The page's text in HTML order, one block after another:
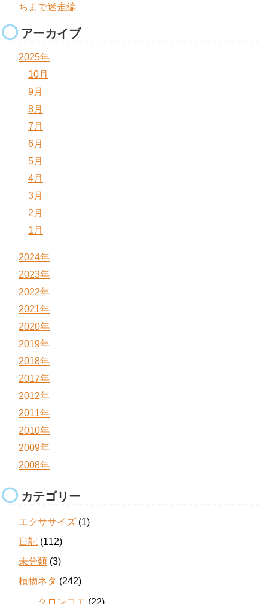
ちまで迷走編
アーカイブ
2025年
10月
9月
8月
7月
6月
5月
4月
3月
2月
1月
2024年
2023年
2022年
2021年
2020年
2019年
2018年
2017年
2012年
2011年
2010年
2009年
2008年
カテゴリー
エクササイズ (1)
日記 (112)
未分類 (3)
植物ネタ (242)
クロンコエ (22)